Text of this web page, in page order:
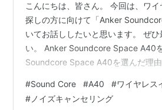
こんにちは、皆さん。 今回は、ワ
探しの方に向けて「Anker
いてお話ししたいと思います。 ぜひ
い。 Anker Soundcore Space A40
Soundcore Space A40を選んだ理
Soundcoreアプリの便利さ Anker
A40のデメリット ケースの質感 音質
#Sound Core #A40 #ワイヤレス
# ノイズキャンセリング